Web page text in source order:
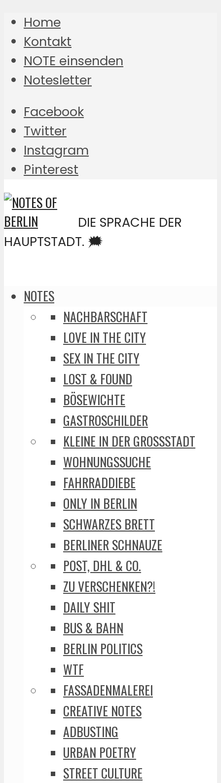
Home
Kontakt
NOTE einsenden
Notesletter
Facebook
Twitter
Instagram
Pinterest
DIE SPRACHE DER
HAUPTSTADT. 🗯️
NOTES
NACHBARSCHAFT
LOVE IN THE CITY
SEX IN THE CITY
LOST & FOUND
BÖSEWICHTE
GASTROSCHILDER
KLEINE IN DER GROSSSTADT
WOHNUNGSSUCHE
FAHRRADDIEBE
ONLY IN BERLIN
SCHWARZES BRETT
BERLINER SCHNAUZE
POST, DHL & CO.
ZU VERSCHENKEN?!
DAILY SHIT
BUS & BAHN
BERLIN POLITICS
WTF
FASSADENMALEREI
CREATIVE NOTES
ADBUSTING
URBAN POETRY
STREET CULTURE